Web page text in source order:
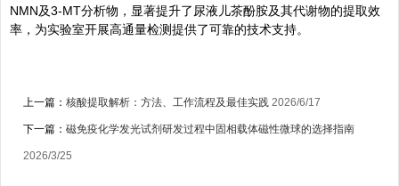
NMN及3-MT分析物，显著提升了尿液儿茶酚胺及其代谢物的提取效
率，为实验室开展高通量检测提供了可靠的技术支持。
上一篇： 核酸提取解析：方法、工作流程及最佳实践 2026/6/17
下一篇： 磁免疫化学发光试剂研发过程中固相载体磁性微球的选择指南
2026/3/25